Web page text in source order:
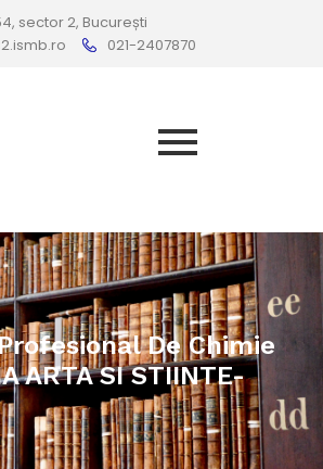
sector 2, București
021-2407870
De Chimie
ARTA SI STIINTE-